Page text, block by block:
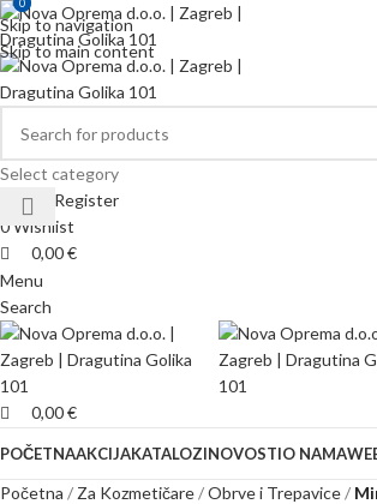
Skip to navigation
Skip to main content
Select category
Login / Register
0 Wishlist
0
0,00€
Menu
Search
0
0,00€
POČETNAAKCIJAKATALOZINOVOSTIO NAMA
Početna Za Kozmetičare Obrve i Trepavice